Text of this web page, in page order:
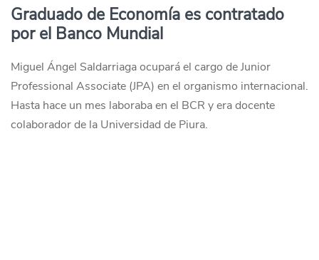
Graduado de Economía es contratado
por el Banco Mundial
Miguel Ángel Saldarriaga ocupará el cargo de Junior
Professional Associate (JPA) en el organismo internacional.
Hasta hace un mes laboraba en el BCR y era docente
colaborador de la Universidad de Piura.